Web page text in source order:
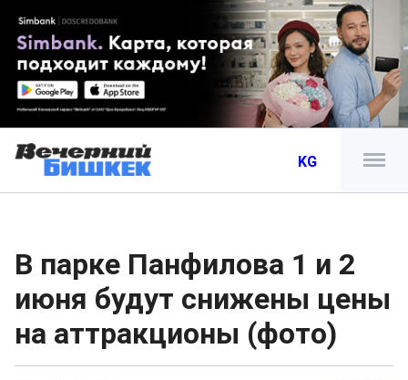
KG
В парке Панфилова 1 и 2
июня будут снижены цены
на аттракционы (фото)